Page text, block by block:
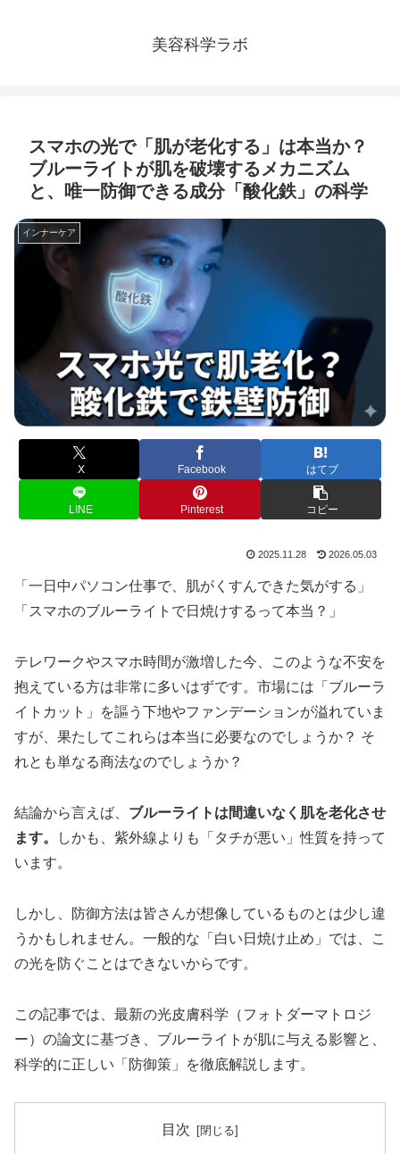
美容科学ラボ
スマホの光で「肌が老化する」は本当か？
ブルーライトが肌を破壊するメカニズム
と、唯一防御できる成分「酸化鉄」の科学
インナーケア
X Facebook はてブ
LINE Pinterest コピー
2025.11.28 2026.05.03
「一日中パソコン仕事で、肌がくすんできた気がする」
「スマホのブルーライトで日焼けするって本当？」
テレワークやスマホ時間が激増した今、このような不安を
抱えている方は非常に多いはずです。市場には「ブルーラ
イトカット」を謳う下地やファンデーションが溢れていま
すが、果たしてこれらは本当に必要なのでしょうか？ そ
れとも単なる商法なのでしょうか？
結論から言えば、 ブルーライトは間違いなく肌を老化させ
ます。
しかも、紫外線よりも「タチが悪い」性質を持って
います。
しかし、防御方法は皆さんが想像しているものとは少し違
うかもしれません。一般的な「白い日焼け止め」では、こ
の光を防ぐことはできないからです。
この記事では、最新の光皮膚科学（フォトダーマトロジ
ー）の論文に基づき、ブルーライトが肌に与える影響と、
科学的に正しい「防御策」を徹底解説します。
目次